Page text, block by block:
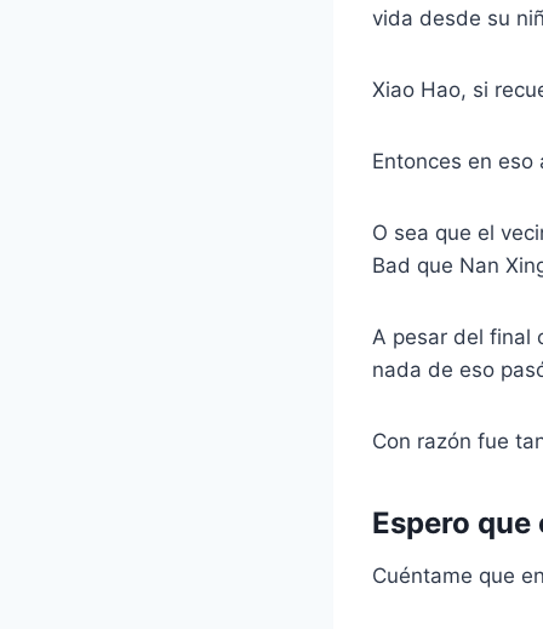
vida desde su
Xiao Hao, si
Entonces en eso
O sea que el
Bad que Nan
A pesar del final
nada de eso
Con razón fue
Espero
Cuéntame que